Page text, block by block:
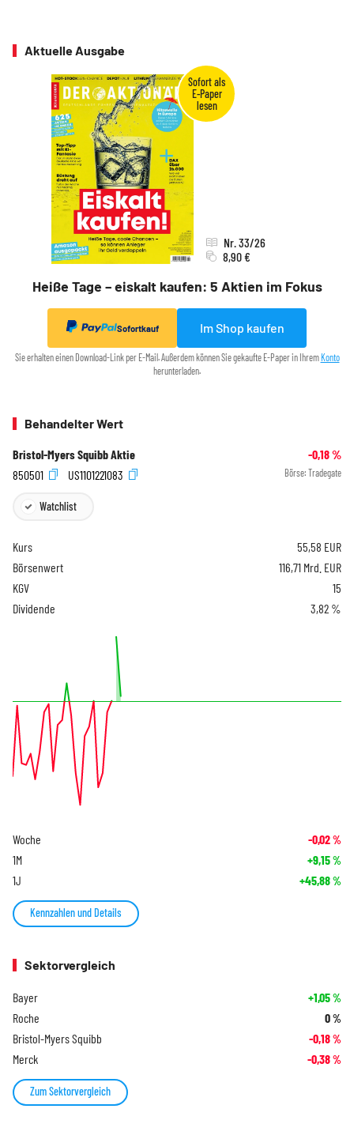
Aktuelle Ausgabe
Heiße Tage – eiskalt kaufen: 5 Aktien im Fokus
Nr. 33/26
8,90 €
Sofortkauf Im Shop kaufen
Sie erhalten einen Download-Link per E-Mail. Außerdem können Sie gekaufte E-Paper in Ihrem Konto
herunterladen.
Behandelter Wert
Bristol-Myers Squibb Aktie -0,18%
850501
US1101221083 Börse: Tradegate
Watchlist
Kurs 55,58 EUR
Börsenwert
116,71 Mrd. EUR
KGV
15
Dividende
3,82 %
Woche -0,02%
1M +9,15%
1J +45,88%
Kennzahlen und Details
Sektorvergleich
Bayer +1,05%
Roche 0%
Bristol-Myers Squibb -0,18%
Merck -0,38%
Zum Sektorvergleich